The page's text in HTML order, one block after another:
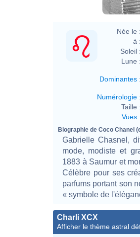
Née le :
à :
Soleil :
Lune :
Dominantes :
Numérologie :
Taille :
Vues :
Biographie de Coco Chanel
Gabrielle Chasnel,
mode, modiste et
1883 à Saumur et
Célèbre pour ses
parfums portant son
« symbole de
Charli XCX
Afficher le thème astral